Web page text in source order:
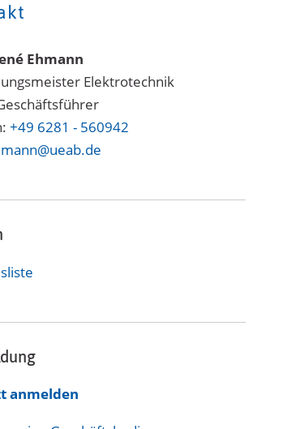
Ehmann
Elektrotechnik
+49 6281 - 560942
anmelden